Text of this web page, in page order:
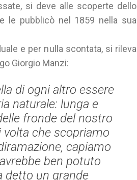
si deve alle scoperte dello
le pubblicò nel 1859 nella sua
e per nulla scontata, si rileva
Giorgio Manzi:
di ogni altro essere
naturale: lunga e
fronde del nostro
che scopriamo
capiamo
ben potuto
detto un grande